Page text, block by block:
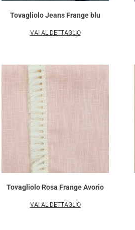
Tovagliolo Jeans Frange blu
VAI AL DETTAGLIO
Tovagliolo Rosa Frange Avorio
VAI AL DETTAGLIO